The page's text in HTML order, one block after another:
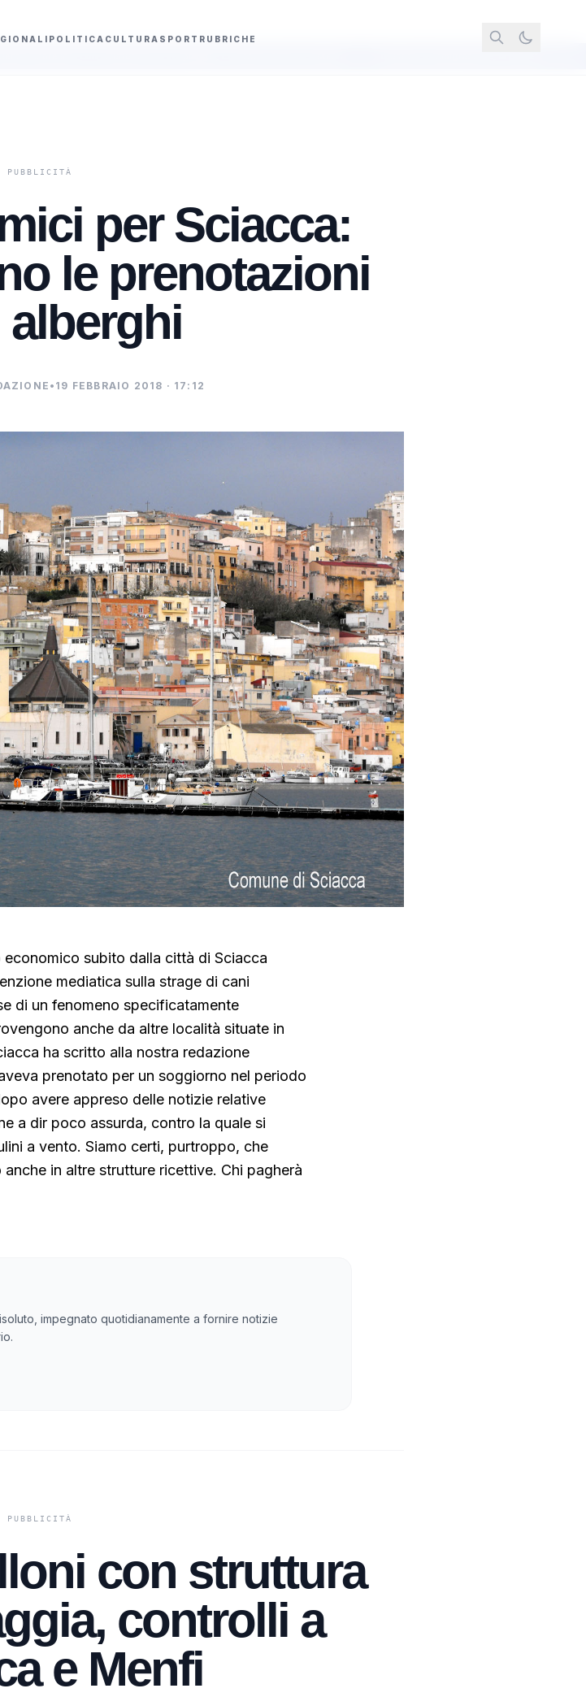
POLITICA CULTURA SPORT RUBRICHE
per Sciacca:
le prenotazioni
alberghi
• 19 FEBBRAIO 2018 · 17:12
subito dalla città di Sciacca
mediatica sulla strage di cani
di un fenomeno specificatamente
anche da altre località situate in
ha scritto alla nostra redazione
prenotato per un soggiorno nel periodo
avere appreso delle notizie relative
a dir poco assurda, contro la quale si
a vento. Siamo certi, purtroppo, che
in altre strutture ricettive. Chi pagherà
impegnato quotidianamente a fornire notizie
con struttura
controlli a
e Menfi